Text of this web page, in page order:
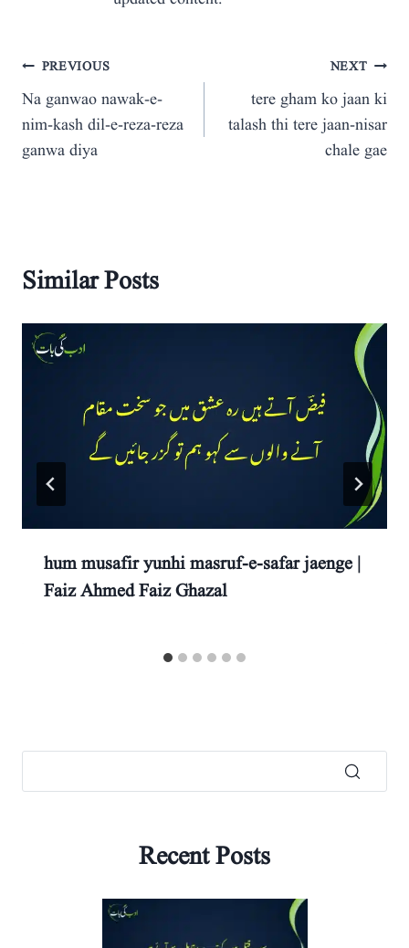
Post
navigation
PREVIOUS
Na ganwao nawak-e-
nim-kash dil-e-reza-reza
ganwa diya
NEXT
tere gham ko jaan ki
talash thi tere jaan-nisar
chale gae
Similar Posts
hum musafir yunhi masruf-e-safar jaenge |
Faiz Ahmed Faiz Ghazal
Recent Posts